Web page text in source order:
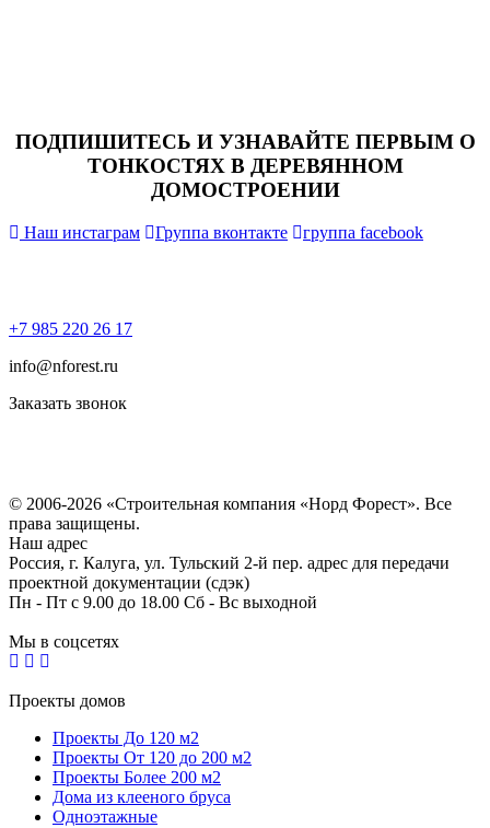
ПОДПИШИТЕСЬ И УЗНАВАЙТЕ ПЕРВЫМ О
ТОНКОСТЯХ В ДЕРЕВЯННОМ
ДОМОСТРОЕНИИ
Наш инстаграм Группа вконтакте группа facebook
+7 985 220 26 17
info@nforest.ru
Заказать звонок
© 2006-2026 «Строительная компания «Норд Форест». Все
права защищены.
Наш адрес
Россия, г. Калуга, ул. Тульский 2-й пер. адрес для передачи
проектной документации (сдэк)
Пн - Пт с 9.00 до 18.00 Сб - Вс выходной
Мы в соцсетях
Проекты домов
Проекты До 120 м2
Проекты От 120 до 200 м2
Проекты Более 200 м2
Дома из клееного бруса
Одноэтажные